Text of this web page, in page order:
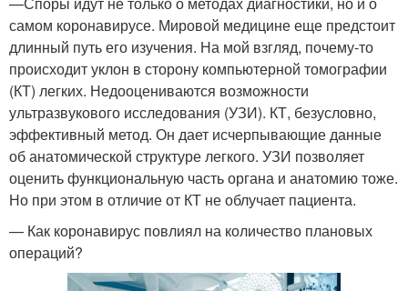
самом коронавирусе. Мировой медицине еще предстоит
длинный путь его изучения. На мой взгляд, почему-то
происходит уклон в сторону компьютерной томографии
(КТ) легких. Недооцениваются возможности
ультразвукового исследования (УЗИ). КТ, безусловно,
эффективный метод. Он дает исчерпывающие данные
об анатомической структуре легкого. УЗИ позволяет
оценить функциональную часть органа и анатомию тоже.
Но при этом в отличие от КТ не облучает пациента.
— Как коронавирус повлиял на количество плановых
операций?